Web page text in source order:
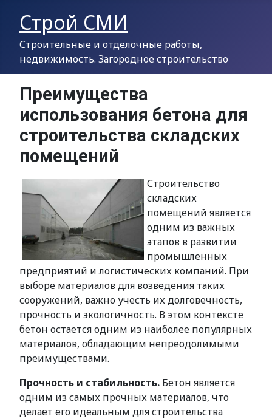
Строй СМИ
Строительные и отделочные работы,
недвижимость. Загородное строительство
Преимущества
использования бетона для
строительства складских
помещений
Строительство
складских
помещений является
одним из важных
этапов в развитии
промышленных
предприятий и логистических компаний. При
выборе материалов для возведения таких
сооружений, важно учесть их долговечность,
прочность и экологичность. В этом контексте
бетон остается одним из наиболее популярных
материалов, обладающим непреодолимыми
преимуществами.
Прочность и стабильность. Бетон является
одним из самых прочных материалов, что
делает его идеальным для строительства